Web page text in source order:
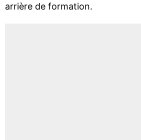
arrière de formation.